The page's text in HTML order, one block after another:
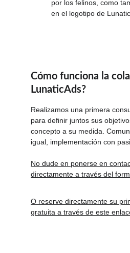
Cómo funciona la
LunaticAds?
Realizamos una primera
para definir juntos sus
concepto a su medida.
igual, implementación con
No dude en ponerse en
directamente a través del
O reserve directamente su
gratuita a través de este
por los felinos, como
en el logotipo de